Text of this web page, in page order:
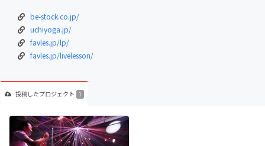
be-stock.co.jp/
uchiyoga.jp/
favles.jp/lp/
favles.jp/livelesson/
投稿したプロジェクト 1